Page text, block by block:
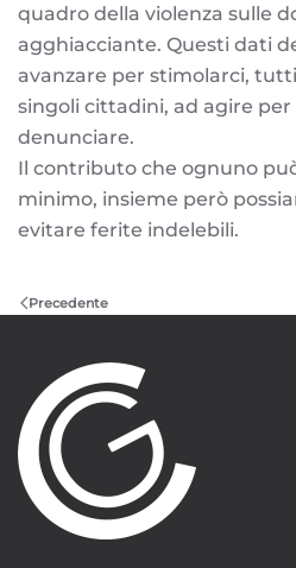
quadro della violenza sulle
agghiacciante. Questi dati
avanzare per stimolarci,
singoli cittadini, ad agire per
denunciare.
Il contributo che ognuno
minimo, insieme però
evitare ferite indelebili.
Precedente